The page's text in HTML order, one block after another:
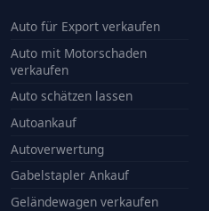
Auto für Export verkaufen
Auto mit Motorschaden
verkaufen
Auto schätzen lassen
Autoankauf
Autoverwertung
Gabelstapler Ankauf
Geländewagen verkaufen